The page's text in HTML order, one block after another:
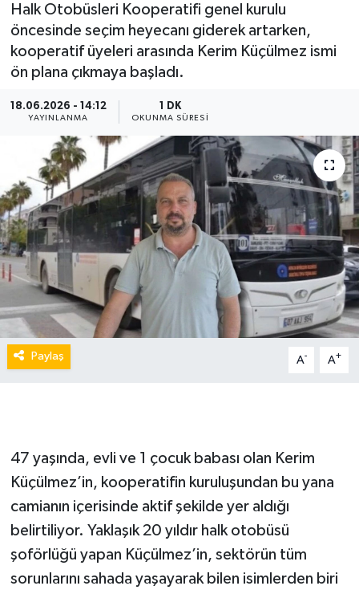
Halk Otobüsleri Kooperatifi genel kurulu
öncesinde seçim heyecanı giderek artarken,
kooperatif üyeleri arasında Kerim Küçülmez ismi
ön plana çıkmaya başladı.
18.06.2026 - 14:12
YAYINLANMA
1 DK
OKUNMA SÜRESI
Paylaş A- A+
47 yaşında, evli ve 1 çocuk babası olan Kerim
Küçülmez’in, kooperatifin kuruluşundan bu yana
camianın içerisinde aktif şekilde yer aldığı
belirtiliyor. Yaklaşık 20 yıldır halk otobüsü
şoförlüğü yapan Küçülmez’in, sektörün tüm
sorunlarını sahada yaşayarak bilen isimlerden biri
Gazipaşa